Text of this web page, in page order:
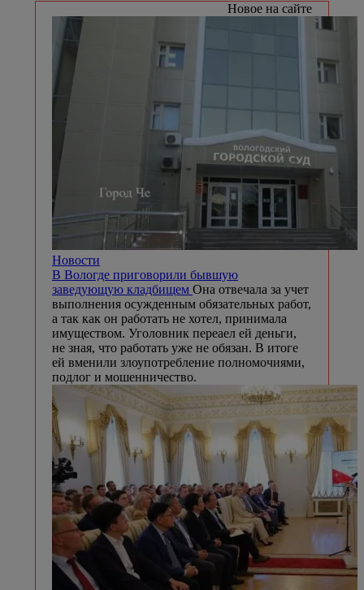
Новое на сайте
Новости
В Вологде приговорили бывшую
заведующую кладбищем Она отвечала за учет
выполнения осужденным обязательных работ,
а так как он работать не хотел, принимала
имуществом. Уголовник переаел ей деньги,
не зная, что работать уже не обязан. В итоге
ей вменили злоупотребление полномочиями,
подлог и мошенничество.